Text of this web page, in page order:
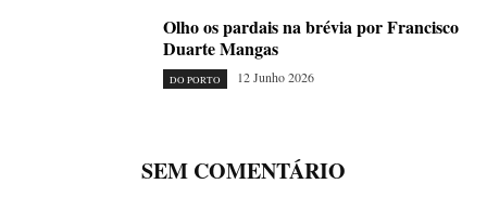
Olho os pardais na brévia por Francisco
Duarte Mangas
DO PORTO 12 Junho 2026
SEM COMENTÁRIO